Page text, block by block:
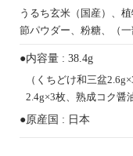
うるち玄米（国産）、
節パウダー、粉糖、（一
●内容量 : 38.4g
（くちどけ和三盆
2.4g×3枚、熟成コク醤
●原産国 : 日本